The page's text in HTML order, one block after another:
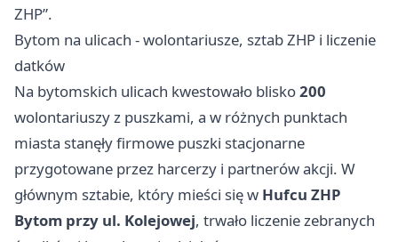
ZHP”.
Bytom na ulicach - wolontariusze, sztab ZHP i liczenie
datków
Na bytomskich ulicach kwestowało blisko200
wolontariuszy z puszkami, a w różnych punktach
miasta stanęły firmowe puszki stacjonarne
przygotowane przez harcerzy i partnerów akcji. W
głównym sztabie, który mieści się w Hufcu ZHP
Bytom przy ul. Kolejowej, trwało liczenie zebranych